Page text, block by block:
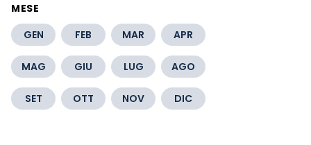
MESE
GEN
FEB MAR APR
MAG GIU LUG AGO
SET OTT NOV DIC